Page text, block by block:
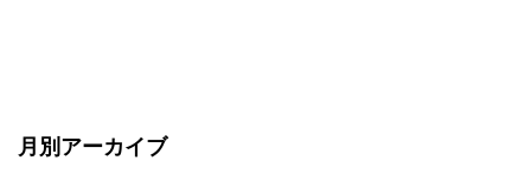
月別アーカイブ